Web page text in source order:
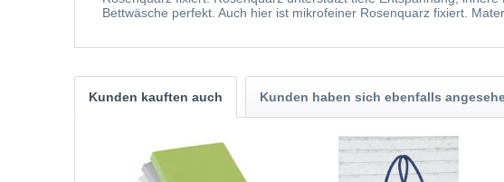
Bettwäsche perfekt. Auch hier ist mikrofeiner Rosenquarz fixiert.
Kunden kauften auch Kunden haben sich ebenfalls